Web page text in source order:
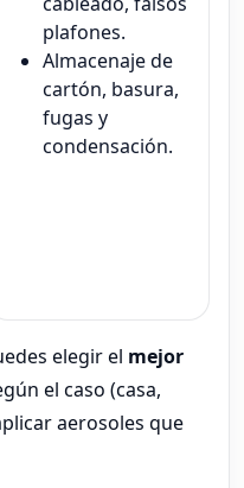
plafones.
Almacenaje de
cartón, basura,
fugas y
condensación.
elegir el mejor
el caso (casa,
aerosoles que